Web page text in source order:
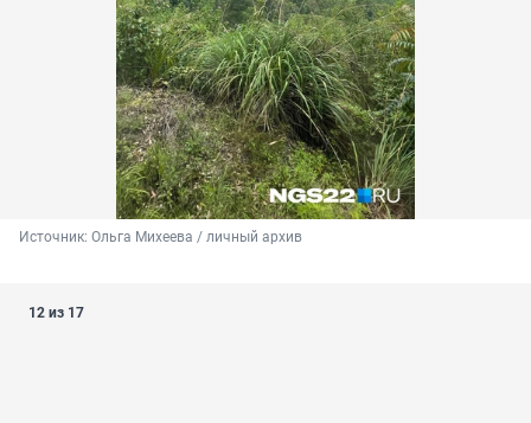
Источник: Ольга Михеева / личный архив
12 из 17